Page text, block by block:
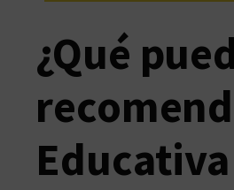
¿Qué
Educativa